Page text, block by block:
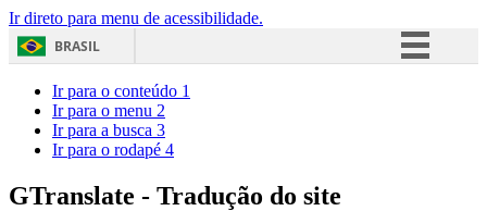
Ir direto para menu de acessibilidade.
BRASIL
Acesso à informação
Ir para o conteúdo 1
Ir para o menu 2
Ir para a busca 3
Ir para o rodapé 4
GTranslate - Tradução do site